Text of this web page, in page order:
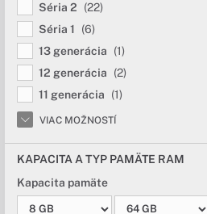
Séria 2
(22)
Séria 1
(6)
13 generácia
(1)
12 generácia
(2)
11 generácia
(1)
VIAC MOŽNOSTÍ
KAPACITA A TYP PAMÄTE RAM
Kapacita pamäte